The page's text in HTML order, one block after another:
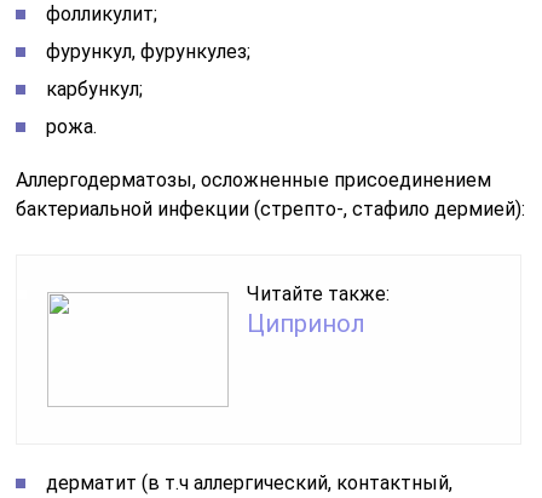
фолликулит;
фурункул, фурункулез;
карбункул;
рожа.
Аллергодерматозы, осложненные присоединением
бактериальной инфекции (стрепто-, стафило дермией):
Читайте также:
Ципринол
дерматит (в т.ч аллергический, контактный,